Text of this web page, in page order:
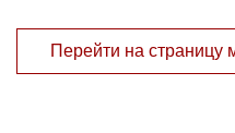
Перейти на страницу